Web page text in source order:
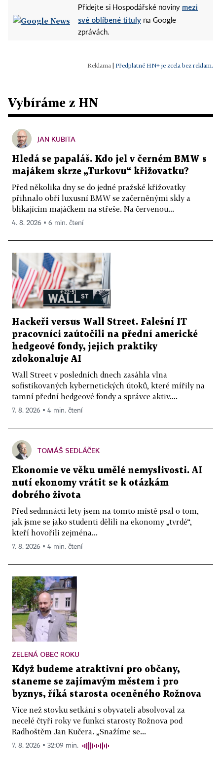
Přidejte si Hospodářské noviny mezi
své oblíbené tituly na Google
zprávách.
Předplatné HN+ je zcela bez reklam.
Vybíráme z HN
JAN KUBITA
Hledá se papaláš. Kdo jel v černém BMW s
majákem skrze „Turkovu“ křižovatku?
Před několika dny se do jedné pražské křižovatky
přihnalo obří luxusní BMW se začerněnými skly a
blikajícím majáčkem na střeše. Na červenou...
4. 8. 2026 ▪ 6 min. čtení
Hackeři versus Wall Street. Falešní IT
pracovníci zaútočili na přední americké
hedgeové fondy, jejich praktiky
zdokonaluje AI
Wall Street v posledních dnech zasáhla vlna
sofistikovaných kybernetických útoků, které mířily na
tamní přední hedgeové fondy a správce aktiv....
7. 8. 2026 ▪ 4 min. čtení
TOMÁŠ SEDLÁČEK
Ekonomie ve věku umělé nemyslivosti. AI
nutí ekonomy vrátit se k otázkám
dobrého života
Před sedmnácti lety jsem na tomto místě psal o tom,
jak jsme se jako studenti dělili na ekonomy „tvrdé“,
kteří hovořili zejména...
7. 8. 2026 ▪ 4 min. čtení
ZELENÁ OBEC ROKU
Když budeme atraktivní pro občany,
staneme se zajímavým městem i pro
byznys, říká starosta oceněného Rožnova
Více než stovku setkání s obyvateli absolvoval za
necelé čtyři roky ve funkci starosty Rožnova pod
Radhoštěm Jan Kučera. „Snažíme se...
7. 8. 2026 ▪ 32:09 min.